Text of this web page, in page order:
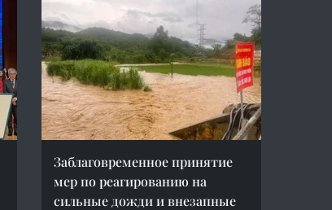
Заблаговременное принятие
мер по реагированию на
сильные дожди и внезапные